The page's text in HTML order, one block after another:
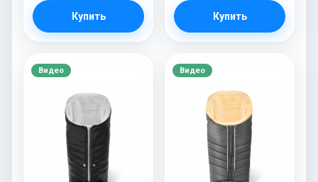
Купить Купить
Видео Видео